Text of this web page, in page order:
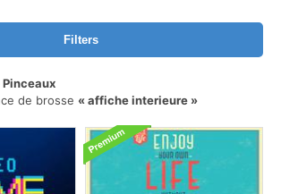
Filters
de brosse
affiche interieure